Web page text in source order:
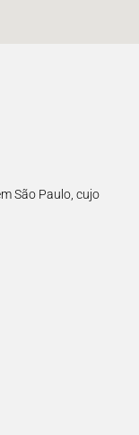
São Paulo, cujo